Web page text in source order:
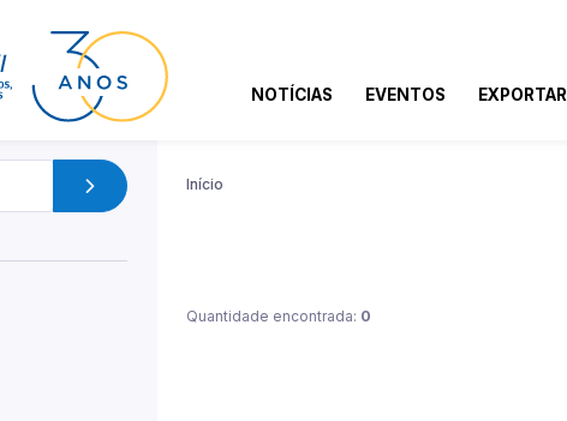
NOTÍCIAS EVENTOS EXPORTAR
Início
Quantidade encontrada: 0